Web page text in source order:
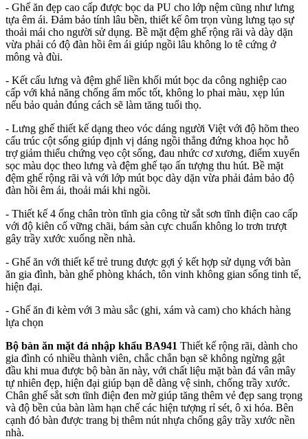
- Ghế ăn đẹp cao cấp được bọc da PU cho lớp nệm cũng như lưng
tựa êm ái. Đảm bảo tính lâu bền, thiết kế ôm trọn vùng lưng tạo sự
thoải mái cho người sử dụng. Bề mặt đệm ghế rộng rãi và dày dặn
vừa phải có độ đàn hồi êm ái giúp ngồi lâu không lo tê cứng ở
mông và đùi.
- Kết cấu lưng và đệm ghế liền khối mút bọc da công nghiệp cao
cấp với khả năng chống ẩm mốc tốt, không lo phai màu, xẹp lún
nếu bảo quản đúng cách sẽ làm tăng tuổi thọ.
- Lưng ghế thiết kế dạng theo vóc dáng người Việt với độ hõm theo
cấu trúc cột sống giúp định vị dáng ngồi thẳng đứng khoa học hỗ
trợ giảm thiểu chứng vẹo cột sống, đau nhức cơ xương, điểm xuyến
sọc màu dọc theo lưng và đệm ghế tạo ấn tượng thu hút. Bề mặt
đệm ghế rộng rãi và với lớp mút bọc dày dặn vừa phải đảm bảo độ
đàn hồi êm ái, thoải mái khi ngồi.
- Thiết kế 4 ống chân tròn tĩnh gia công từ sắt sơn tĩnh điện cao cấp
với độ kiên cố vững chãi, bám sàn cực chuẩn không lo trơn trượt
gây trầy xước xuống nền nhà.
- Ghế ăn với thiết kế trẻ trung được gợi ý kết hợp sử dụng với bàn
ăn gia đình, bàn ghế phòng khách, tôn vinh không gian sống tinh tế,
hiện đại.
- Ghế ăn đi kèm với 3 màu sắc (ghi, xám và cam) cho khách hàng
lựa chọn
Bộ bàn ăn mặt đá nhập khẩu BA941 Thiết kế rộng rãi, dành cho
gia đình có nhiều thành viên, chắc chắn bạn sẽ không ngừng gật
đầu khi mua được bộ bàn ăn này, với chất liệu mặt bàn đá vân mây
tự nhiên đẹp, hiện đại giúp bạn dễ dàng vệ sinh, chống trầy xước.
Chân ghế sắt sơn tĩnh điện đen mờ giúp tăng thêm vẻ đẹp sang trọng
và độ bền của bàn làm hạn chế các hiện tượng rỉ sét, ô xi hóa. Bên
cạnh đó bàn được trang bị thêm nút nhựa chống gây trầy xước nền
nhà.